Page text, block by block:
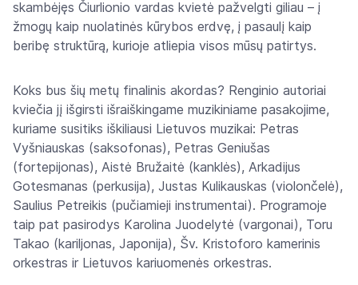
skambėjęs Čiurlionio vardas kvietė pažvelgti giliau – į
žmogų kaip nuolatinės kūrybos erdvę, į pasaulį kaip
beribę struktūrą, kurioje atliepia visos mūsų patirtys.
Koks bus šių metų finalinis akordas? Renginio autoriai
kviečia jį išgirsti išraiškingame muzikiniame pasakojime,
kuriame susitiks iškiliausi Lietuvos muzikai: Petras
Vyšniauskas (saksofonas), Petras Geniušas
(fortepijonas), Aistė Bružaitė (kanklės), Arkadijus
Gotesmanas (perkusija), Justas Kulikauskas (violončelė),
Saulius Petreikis (pučiamieji instrumentai). Programoje
taip pat pasirodys Karolina Juodelytė (vargonai), Toru
Takao (kariljonas, Japonija), Šv. Kristoforo kamerinis
orkestras ir Lietuvos kariuomenės orkestras.